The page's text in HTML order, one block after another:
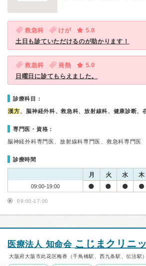
救急科 けが
5.0
土日も診ていただけるのが助かります！
救急科 発熱
5.0
日曜日に診てもらえました。
診療科目：
漢方、脳神経外科、救急科、放射線科、健康診断、
専門医・資格：
脳神経外科専門医、放射線科専門医、救急科専門医
診療時間
月 火 水 木
09:00-19:00
09:00-17:00
医療法人 知命会 こじまクリニ
大阪府大阪市此花区梅香（千鳥橋駅、西九条駅、伝法駅）